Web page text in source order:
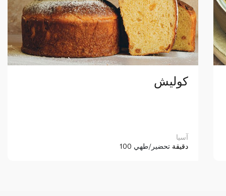
كوليش
آسيا
100 دقيقة تحضير/طهي